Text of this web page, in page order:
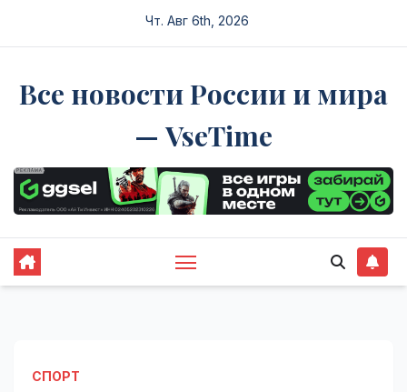
Чт. Авг 6th, 2026
Все новости России и мира
— VseTime
СПОРТ